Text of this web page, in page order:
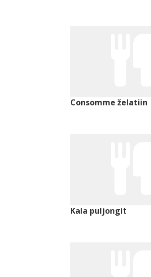
Consomme želatiin
Kala puljongit